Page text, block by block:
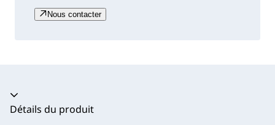
Nous contacter
Accordéon fermé
Détails du produit